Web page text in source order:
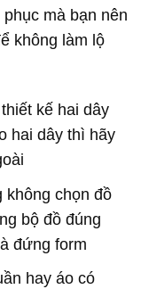
mà bạn nên
không làm lộ
kế hai dây
hai dây thì hãy
không chọn đồ
bộ đồ đúng
đứng form
hay áo có